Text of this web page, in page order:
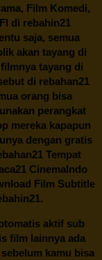
Film Komedi,
di rebahin21
saja, semua
akan tayang di
tayang di
di rebahan21
orang bisa
perangkat
mereka kapapun
dengan gratis
Tempat
CinemaIndo
Film Subtitle
aktif sub
film lainnya ada
kamu bisa